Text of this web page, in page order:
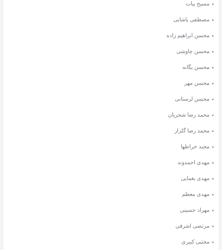
مسیح بیات
مصطفی پاشایی
محسن ابراهیم زاده
محسن چاوشی
محسن یگانه
محسن مهر
محسن لرستانی
محمد رضا شجریان
محمد رضا گلزار
مجید خراطها
مهدی احمدوند
مهدی یغمایی
مهدی معظم
مهراد حسینی
مرتضی اشرفی
مجتبی کبیری